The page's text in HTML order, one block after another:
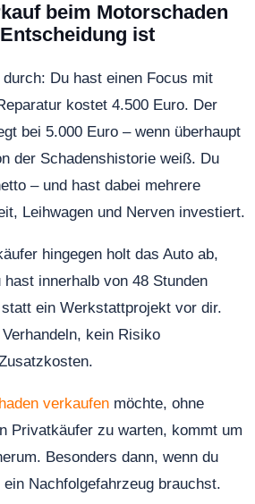
beim Motorschaden
ist
Du hast einen Focus mit
kostet 4.500 Euro. Der
bei 5.000 Euro – wenn überhaupt
der Schadenshistorie weiß. Du
– und hast dabei mehrere
Leihwagen und Nerven investiert.
hingegen holt das Auto ab,
innerhalb von 48 Stunden
ein Werkstattprojekt vor dir.
kein Risiko
verkaufenmöchte, ohne
Privatkäufer zu warten, kommt um
Besonders dann, wenn du
Nachfolgefahrzeug brauchst.